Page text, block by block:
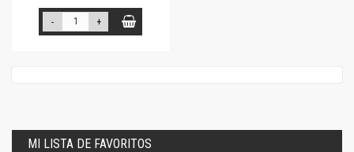
- +
MI LISTA DE FAVORITOS